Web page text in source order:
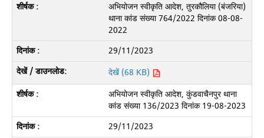
अभियोजन स्वीकृति आदेश, तुरकौलिया (बंजरिया)
थाना कांड संख्या 764/2022 दिनांक 08-08-
2022
29/11/2023
देखें (68 KB)
अभियोजन स्वीकृति आदेश, कुंडवाचैनपुर थाना
कांड संख्या 136/2023 दिनांक 19-08-2023
29/11/2023